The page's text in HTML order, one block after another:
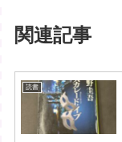
関連記事
読書